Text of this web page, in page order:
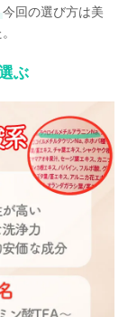
今回の選び方は美
ぶ